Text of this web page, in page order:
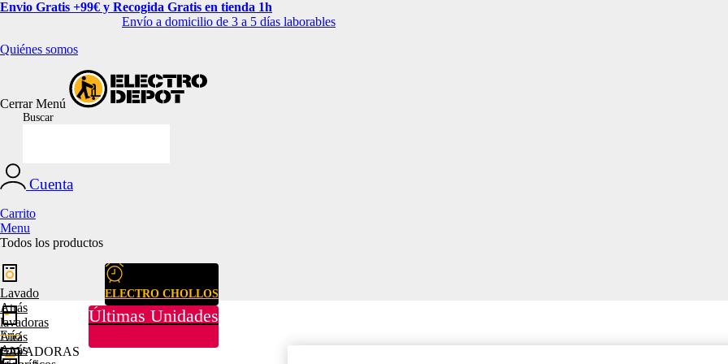
Envio Gratis +99€ y Recogida Gratis en tienda 1h
Envío a domicilio de 3 a 5 días laborables
Quiénes somos
CerrarMenú
Buscar
Cuenta
Carrito
Menu
Todos los productos
ELECTRO CHOLLOS
Últimas Unidades
Lavado
Atrás
lavadoras
Atrás
LAVADORAS
Frío
Atrás